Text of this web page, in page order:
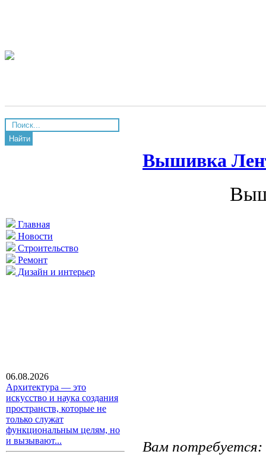
Найти
Главная
Новости
Строительство
Ремонт
Дизайн и интерьер
06.08.2026
Архитектура — это
искусство и наука создания
пространств, которые не
только служат
функциональным целям, но
и вызывают...
Вышивка
Вам потребуется: